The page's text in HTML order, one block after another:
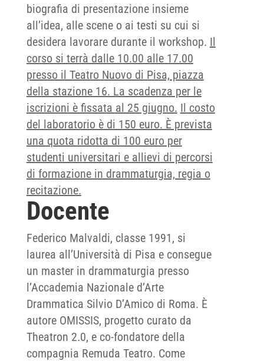
biografia di presentazione insieme
all’idea, alle scene o ai testi su cui si
desidera lavorare durante il workshop. Il
corso si terrà dalle 10.00 alle 17.00
presso il Teatro Nuovo di Pisa, piazza
della stazione 16. La scadenza per le
iscrizioni è fissata al 25 giugno. Il costo
del laboratorio è di 150 euro. È prevista
una quota ridotta di 100 euro per
studenti universitari e allievi di percorsi
di formazione in drammaturgia, regia o
recitazione.
Docente
Federico Malvaldi, classe 1991, si
laurea all’Università di Pisa e consegue
un master in drammaturgia presso
l’Accademia Nazionale d’Arte
Drammatica Silvio D’Amico di Roma. È
autore OMISSIS, progetto curato da
Theatron 2.0, e co-fondatore della
compagnia Remuda Teatro. Come